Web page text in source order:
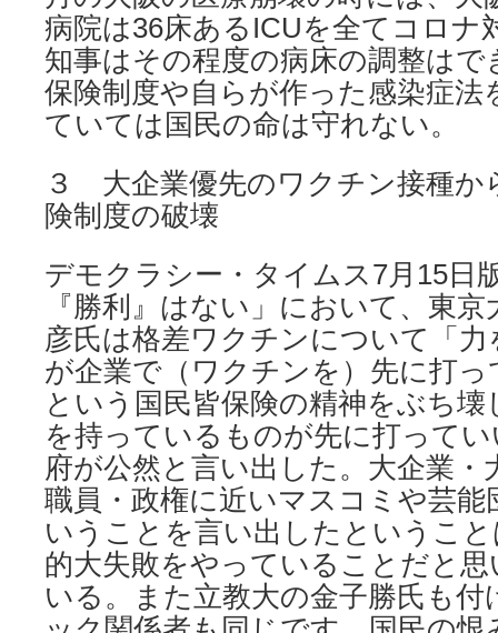
病院は36床あるICUを全てコロナ
知事はその程度の病床の調整は
保険制度や自らが作った感染症法
ていては国民の命は守れない。
３ 大企業優先のワクチン接種か
険制度の破壊
デモクラシー・タイムス7月15日
『勝利』はない」において、東
彦氏は格差ワクチンについて「
が企業で（ワクチンを）先に打
という国民皆保険の精神をぶち
を持っているものが先に打って
府が公然と言い出した。大企業・
職員・政権に近いマスコミや芸
いうことを言い出したというこ
的大失敗をやっていることだと
いる。また立教大の金子勝氏も